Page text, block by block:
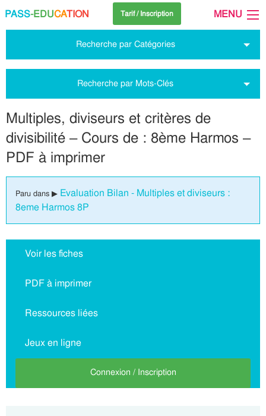
PASS-EDUCATION Tarif / Inscription MENU
Recherche par Catégories
Recherche par Mots-Clés
Multiples, diviseurs et critères de
divisibilité – Cours de : 8ème Harmos –
PDF à imprimer
Paru dans ▶ Evaluation Bilan - Multiples et diviseurs :
8eme Harmos 8P
Voir les fiches
PDF à imprimer
Ressources liées
Jeux en ligne
Connexion / Inscription